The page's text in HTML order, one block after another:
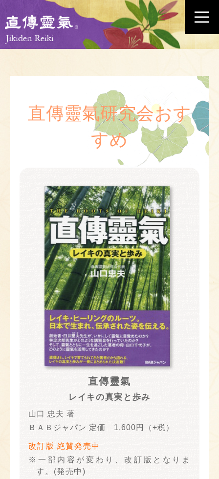
直傳靈氣研究会おす
すめ
直傳靈氣
レイキの真実と歩み
山口 忠夫 著
ＢＡＢジャパン 定価 1,600円（+税）
改訂版 絶賛発売中
※一部内容が変わり、改訂版となりま
す。(発売中)